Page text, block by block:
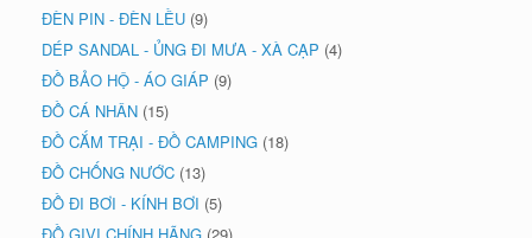
ĐÈN PIN - ĐÈN LỀU (9)
DÉP SANDAL - ỦNG ĐI MƯA - XÀ CẠP (4)
ĐỒ BẢO HỘ - ÁO GIÁP (9)
ĐỒ CÁ NHÂN (15)
ĐỒ CẮM TRẠI - ĐỒ CAMPING (18)
ĐỒ CHỐNG NƯỚC (13)
ĐỒ ĐI BƠI - KÍNH BƠI (5)
ĐỒ GIVI CHÍNH HÃNG (29)